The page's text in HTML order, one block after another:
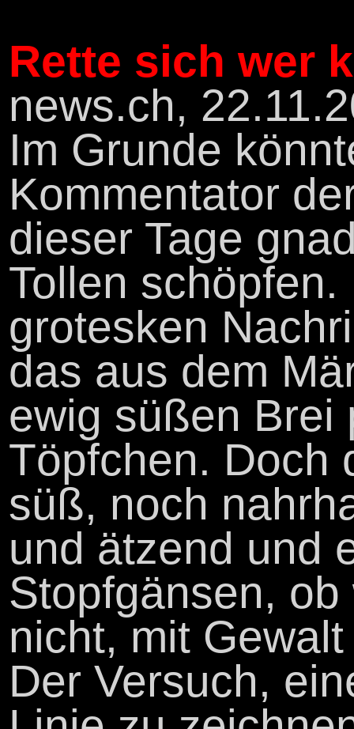
Rette sich wer
news.ch,
Im Grunde
Kommentator
dieser Tage
Tollen
grotesken
das aus dem
ewig süßen Brei
Töpfchen. Doch
süß, noch
und ätzend und
Stopfgänsen,
nicht, mit
Der Versuch,